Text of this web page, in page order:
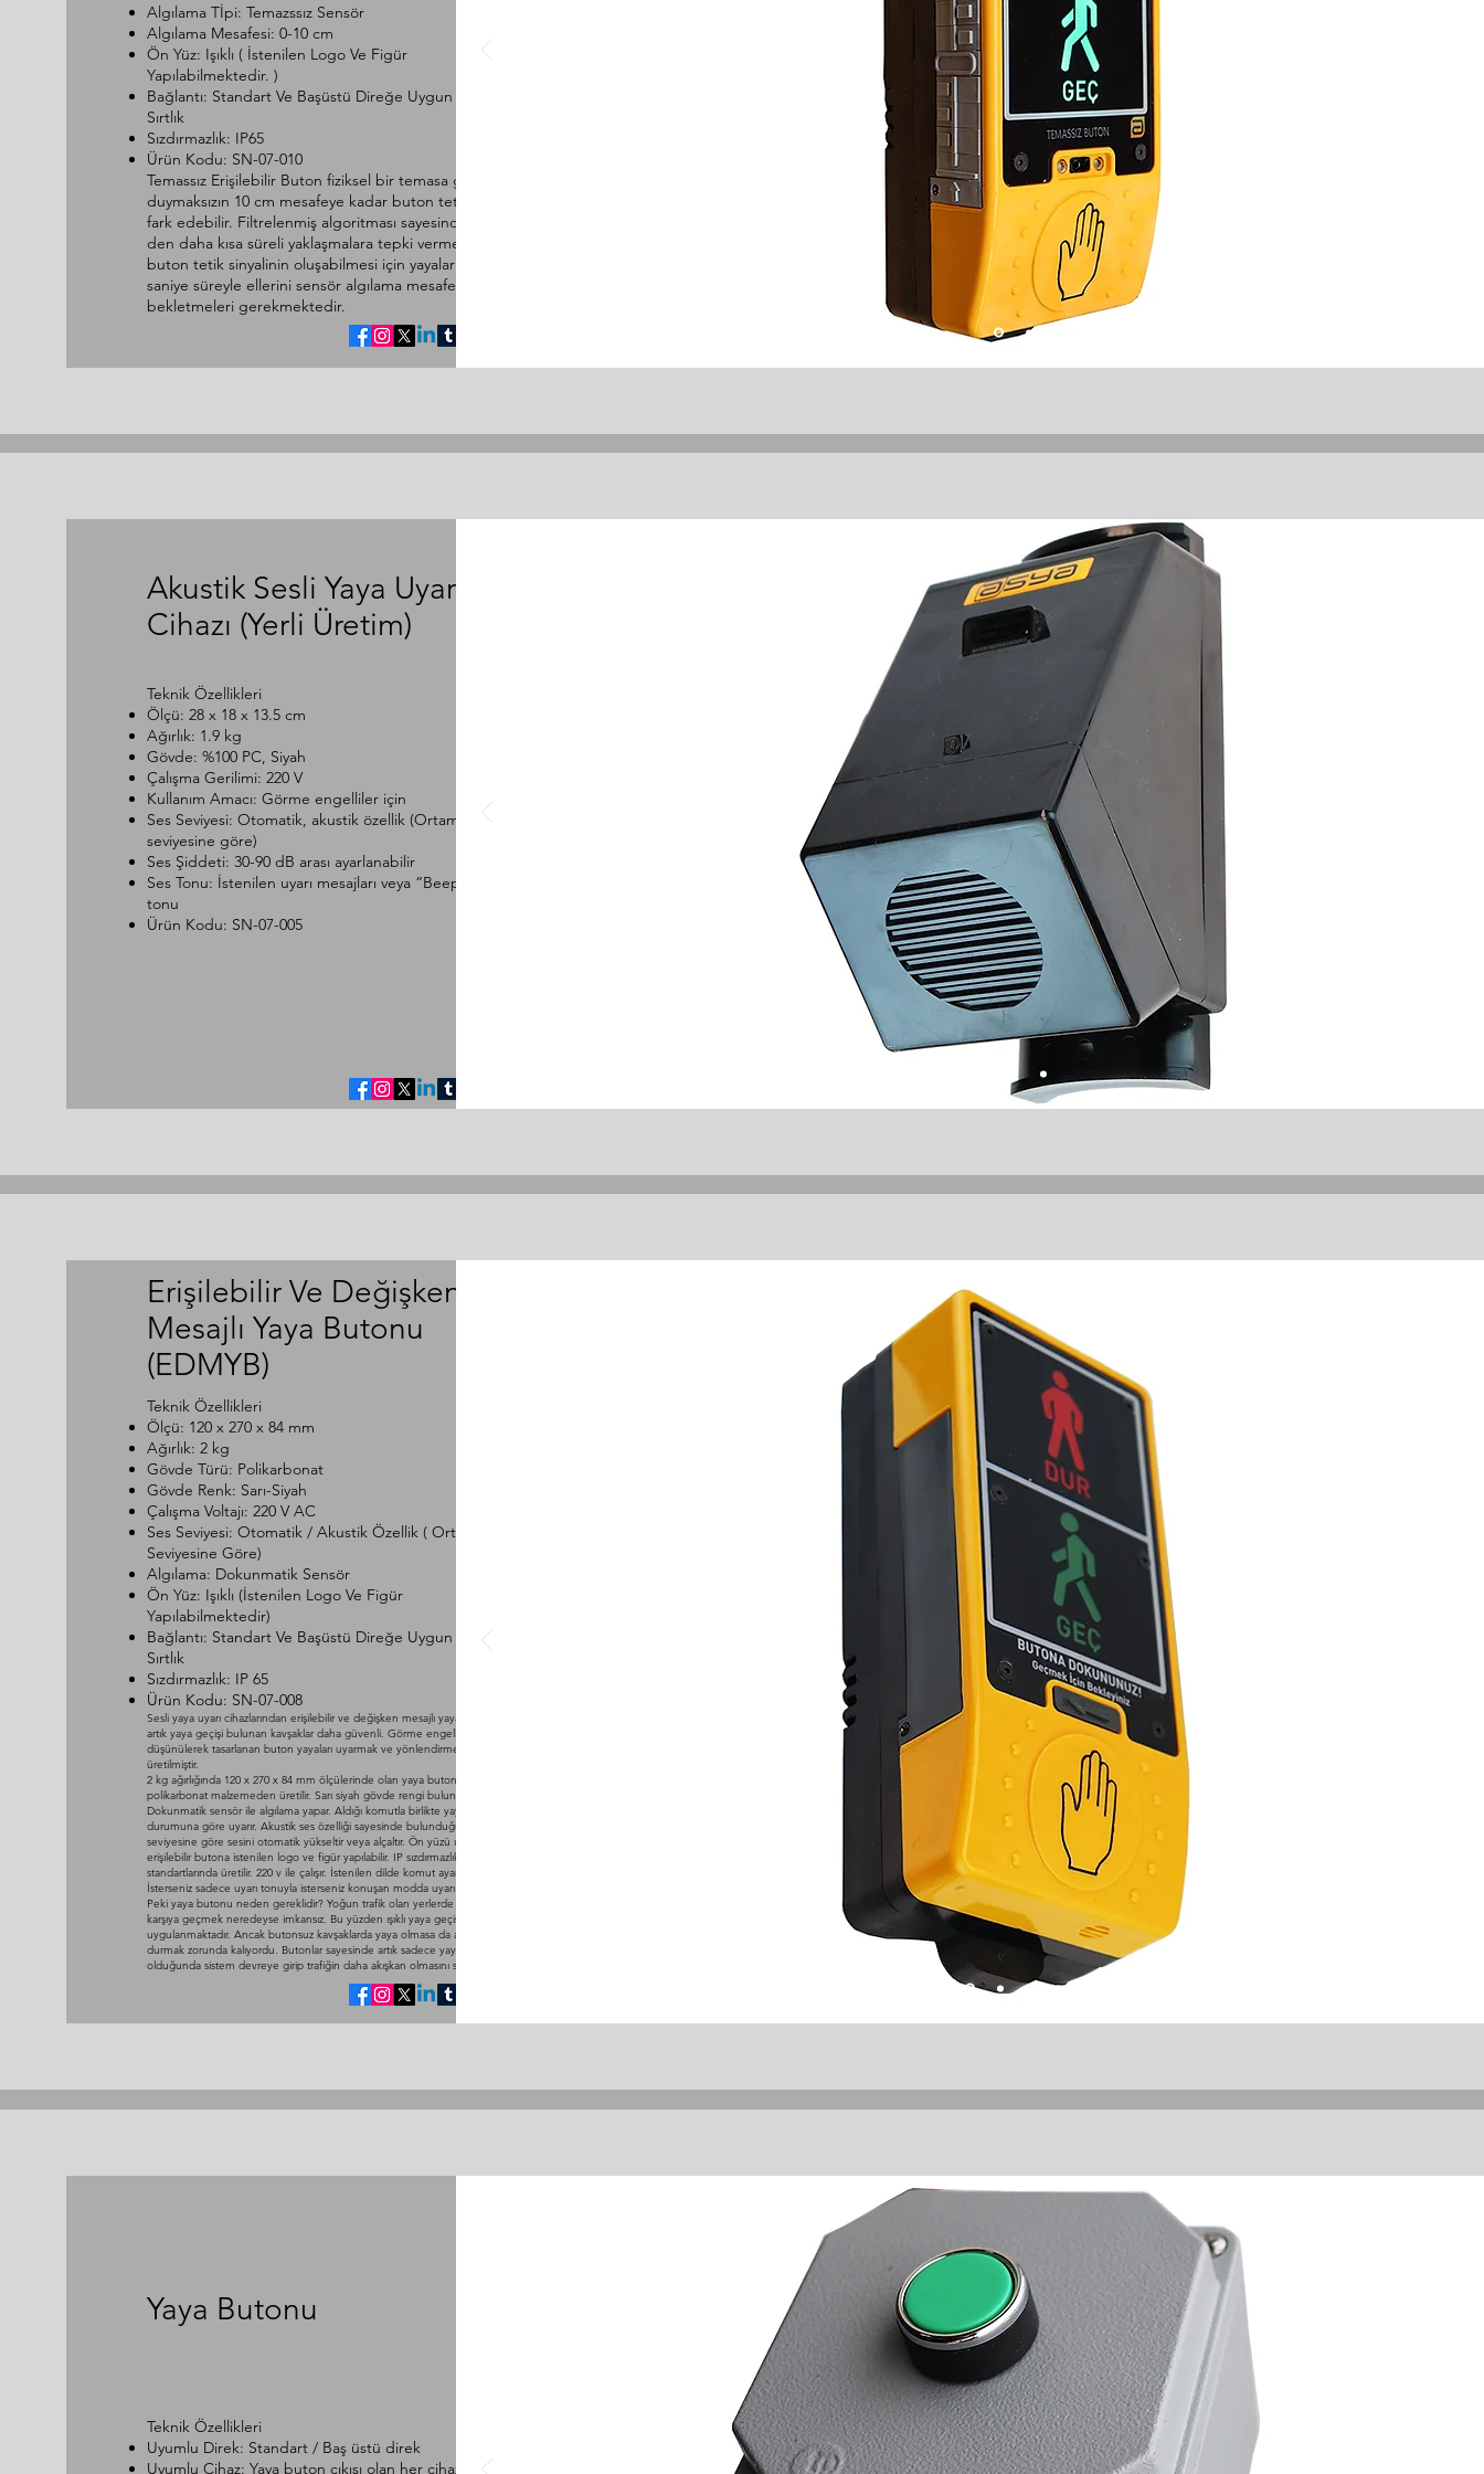
Algılama Tİpi: Temazssız Sensör
Algılama Mesafesi: 0-10 cm
Ön Yüz: Işıklı ( İstenilen Logo Ve Figür
Yapılabilmektedir. )
Bağlantı: Standart Ve Başüstü Direğe Uygun Kauçuk
Sırtlık
Sızdırmazlık: IP65
Ürün Kodu: SN-07-010
Temassız Erişilebilir Buton fiziksel bir temasa gerek
duymaksızın 10 cm mesafeye kadar buton tetik sinyalini
fark edebilir. Filtrelenmiş algoritması sayesinde 750 ms
den daha kısa süreli yaklaşmalara tepki vermez. Bir
buton tetik sinyalinin oluşabilmesi için yayaların en az 1
saniye süreyle ellerini sensör algılama mesafesinde
bekletmeleri gerekmektedir.
Akustik Sesli Yaya Uyarı
Cihazı (Yerli Üretim)
Teknik Özellikleri
Ölçü: 28 x 18 x 13.5 cm
Ağırlık: 1.9 kg
Gövde: %100 PC, Siyah
Çalışma Gerilimi: 220 V
Kullanım Amacı: Görme engelliler için
Ses Seviyesi: Otomatik, akustik özellik (Ortam ses
seviyesine göre)
Ses Şiddeti: 30-90 dB arası ayarlanabilir
Ses Tonu: İstenilen uyarı mesajları veya “Beep” ses
tonu
Ürün Kodu: SN-07-005
Erişilebilir Ve Değişken
Mesajlı Yaya Butonu
(EDMYB)
Teknik Özellikleri
Ölçü: 120 x 270 x 84 mm
Ağırlık: 2 kg
Gövde Türü: Polikarbonat
Gövde Renk: Sarı-Siyah
Çalışma Voltajı: 220 V AC
Ses Seviyesi: Otomatik / Akustik Özellik ( Ortam Ses
Seviyesine Göre)
Algılama: Dokunmatik Sensör
Ön Yüz: Işıklı (İstenilen Logo Ve Figür
Yapılabilmektedir)
Bağlantı: Standart Ve Başüstü Direğe Uygun Kauçuk
Sırtlık
Sızdırmazlık: IP 65
Ürün Kodu: SN-07-008
Sesli yaya uyarı cihazlarından erişilebilir ve değişken mesajlı yaya butonu ile
artık yaya geçişi bulunan kavşaklar daha güvenli. Görme engelli kişiler de
düşünülerek tasarlanan buton yayaları uyarmak ve yönlendirmek amacıyla
üretilmiştir.
2 kg ağırlığında 120 x 270 x 84 mm ölçülerinde olan yaya butonu
polikarbonat malzemeden üretilir. Sarı siyah gövde rengi bulunmaktadır.
Dokunmatik sensör ile algılama yapar. Aldığı komutla birlikte yayaları o anın
durumuna göre uyarır. Akustik ses özelliği sayesinde bulunduğu ortamın ses
seviyesine göre sesini otomatik yükseltir veya alçaltır. Ön yüzü ışıklı olan
erişilebilir butona istenilen logo ve figür yapılabilir. IP sızdırmazlık
standartlarında üretilir. 220 v ile çalışır. İstenilen dilde komut ayarlanabilir.
İsterseniz sadece uyarı tonuyla isterseniz konuşan modda uyarı yapabilirsiniz.
Peki yaya butonu neden gereklidir? Yoğun trafik olan yerlerde karşıdan
karşıya geçmek neredeyse imkansız. Bu yüzden ışıklı yaya geçişleri
uygulanmaktadır. Ancak butonsuz kavşaklarda yaya olmasa da araçlar mutlaka
durmak zorunda kalıyordu. Butonlar sayesinde artık sadece yayalar
olduğunda sistem devreye girip trafiğin daha akışkan olmasını sağlamaktadır.
Yaya Butonu
Teknik Özellikleri
Uyumlu Direk: Standart / Baş üstü direk
Uyumlu Cihaz: Yaya buton çıkışı olan her cihaz